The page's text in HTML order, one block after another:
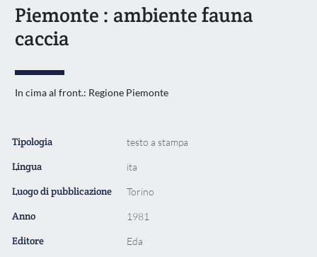
Piemonte : ambiente fauna
caccia
In cima al front.: Regione Piemonte
Tipologia testo a stampa
Lingua ita
Luogo di pubblicazione Torino
Anno 1981
Editore Eda